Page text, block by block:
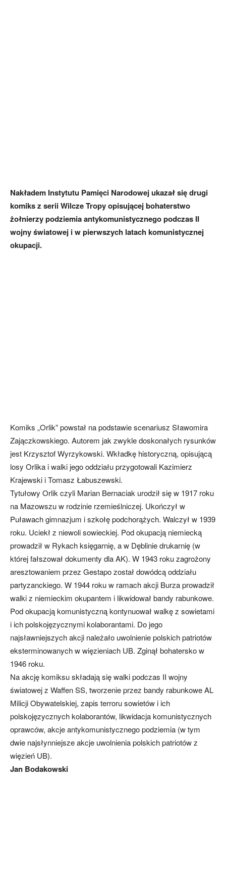
Nakładem Instytutu Pamięci Narodowej ukazał się drugi
komiks z serii Wilcze Tropy opisującej bohaterstwo
żołnierzy podziemia antykomunistycznego podczas II
wojny światowej i w pierwszych latach komunistycznej
okupacji.
Komiks „Orlik” powstał na podstawie scenariusz Sławomira
Zajączkowskiego. Autorem jak zwykle doskonałych rysunków
jest Krzysztof Wyrzykowski. Wkładkę historyczną, opisującą
losy Orlika i walki jego oddziału przygotowali Kazimierz
Krajewski i Tomasz Łabuszewski.
Tytułowy Orlik czyli Marian Bernaciak urodził się w 1917 roku
na Mazowszu w rodzinie rzemieślniczej. Ukończył w
Puławach gimnazjum i szkołę podchorążych. Walczył w 1939
roku. Uciekł z niewoli sowieckiej. Pod okupacją niemiecką
prowadził w Rykach księgarnię, a w Dęblinie drukarnię (w
której fałszował dokumenty dla AK). W 1943 roku zagrożony
aresztowaniem przez Gestapo został dowódcą oddziału
partyzanckiego. W 1944 roku w ramach akcji Burza prowadził
walki z niemieckim okupantem i likwidował bandy rabunkowe.
Pod okupacją komunistyczną kontynuował walkę z sowietami
i ich polskojęzycznymi kolaborantami. Do jego
najsławniejszych akcji należało uwolnienie polskich patriotów
eksterminowanych w więzieniach UB. Zginął bohatersko w
1946 roku.
Na akcję komiksu składają się walki podczas II wojny
światowej z Waffen SS, tworzenie przez bandy rabunkowe AL
Milicji Obywatelskiej, zapis terroru sowietów i ich
polskojęzycznych kolaborantów, likwidacja komunistycznych
oprawców, akcje antykomunistycznego podziemia (w tym
dwie najsłynniejsze akcje uwolnienia polskich patriotów z
więzień UB).
Jan Bodakowski